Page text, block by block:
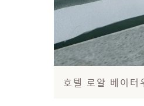
호텔 로얄 베이